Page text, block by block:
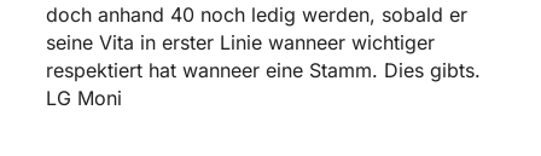
doch anhand 40 noch ledig werden, sobald er
seine Vita in erster Linie wanneer wichtiger
respektiert hat wanneer eine Stamm. Dies gibts.
LG Moni